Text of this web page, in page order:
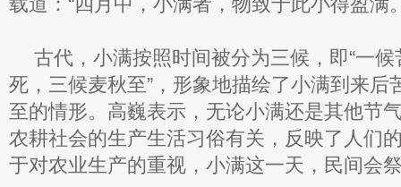
古代，小满按照时间被分为三候，即“一
死，三候麦秋至”，形象地描绘了小满到来后
至的情形。高巍表示，无论小满还是其他节
农耕社会的生产生活习俗有关，反映了人们
于对农业生产的重视，小满这一天，民间会